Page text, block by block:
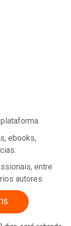
ebooks,
entre
autores.